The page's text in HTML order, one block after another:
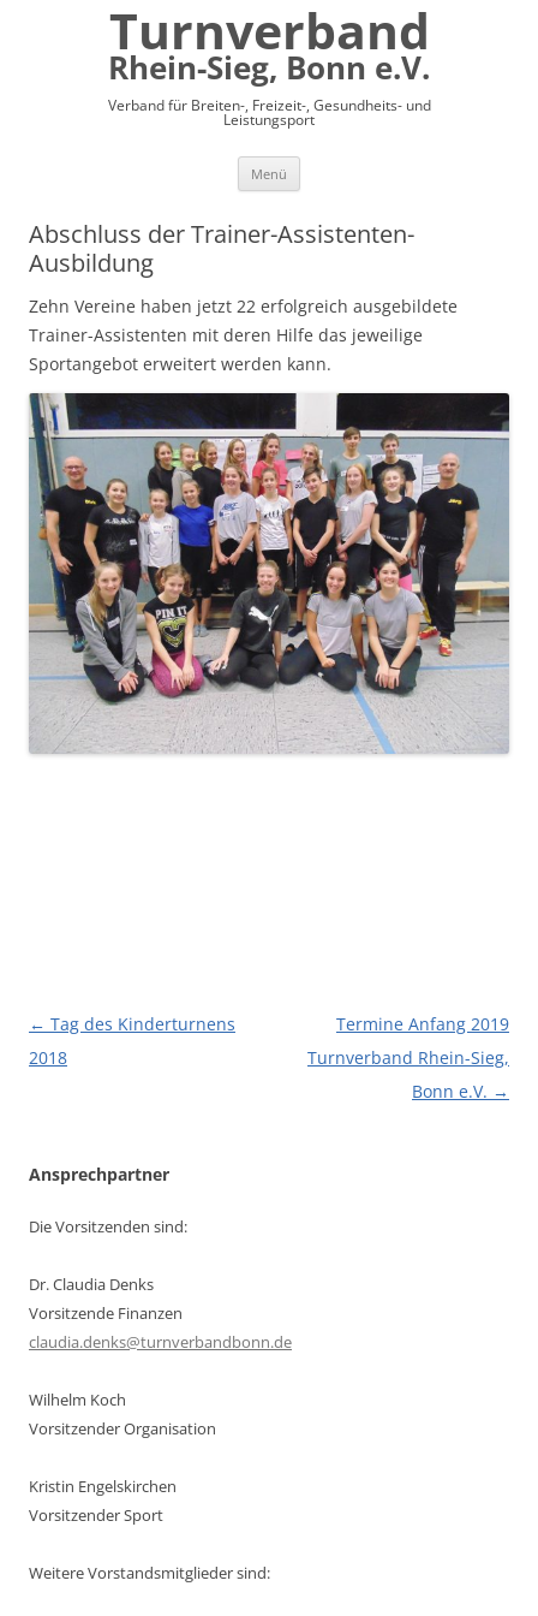
Turnverband
Rhein-Sieg, Bonn e.V.
Verband für Breiten-, Freizeit-, Gesundheits- und
Leistungsport
Menü
Abschluss der Trainer-Assistenten-
Ausbildung
Zehn Vereine haben jetzt 22 erfolgreich ausgebildete
Trainer-Assistenten mit deren Hilfe das jeweilige
Sportangebot erweitert werden kann.
Beitragsnavigation
← Tag des Kinderturnens
2018
Termine Anfang 2019
Turnverband Rhein-Sieg,
Bonn e.V. →
Ansprechpartner
Die Vorsitzenden sind:
Dr. Claudia Denks
Vorsitzende Finanzen
claudia.denks@turnverbandbonn.de
Wilhelm Koch
Vorsitzender Organisation
Kristin Engelskirchen
Vorsitzender Sport
Weitere Vorstandsmitglieder sind: